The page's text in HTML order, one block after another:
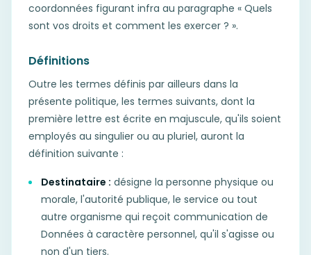
coordonnées figurant infra au paragraphe « Quels
sont vos droits et comment les exercer ? ».
Définitions
Outre les termes définis par ailleurs dans la
présente politique, les termes suivants, dont la
première lettre est écrite en majuscule, qu'ils soient
employés au singulier ou au pluriel, auront la
définition suivante :
Destinataire : désigne la personne physique ou
morale, l'autorité publique, le service ou tout
autre organisme qui reçoit communication de
Données à caractère personnel, qu'il s'agisse ou
non d'un tiers.